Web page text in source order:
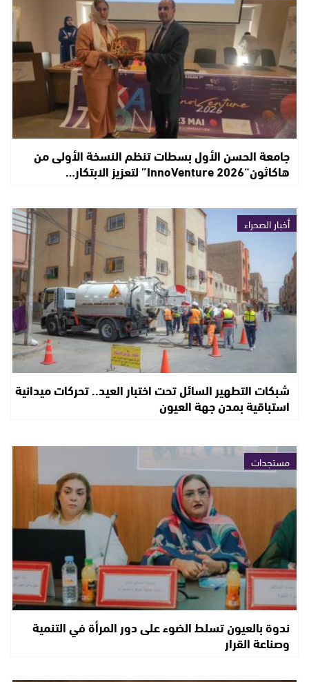
جامعة الحسن الأول بسطات تنظم النسخة الأولى من
هاكاثون“InnoVenture 2026” لتعزيز الابتكار…
أخبار الصحراء
شبكات التطهير السائل تحت اختبار العيد.. تحركات ميدانية
استباقية بمدن جهة العيون
مستجدات
ندوة بالعيون تسلط الضوء على دور المرأة في التنمية
وصناعة القرار